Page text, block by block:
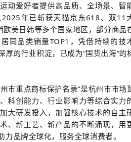
动爱好者提供高品质、全场景、智
年已斩获天猫京东618、双11
欧美日韩等多个国家地区，部分商品
同品类销量TOP1，凭借持续的技
厚的行业积淀，已成为“国货出海”的
市重点商标保护名录”是杭州市市场
科创能力、行业影响力等综合实力
大研发投入，加强核心技术的自主
、新工艺、新产品的不断涌现，用
品牌全球化，服务全球消费者。